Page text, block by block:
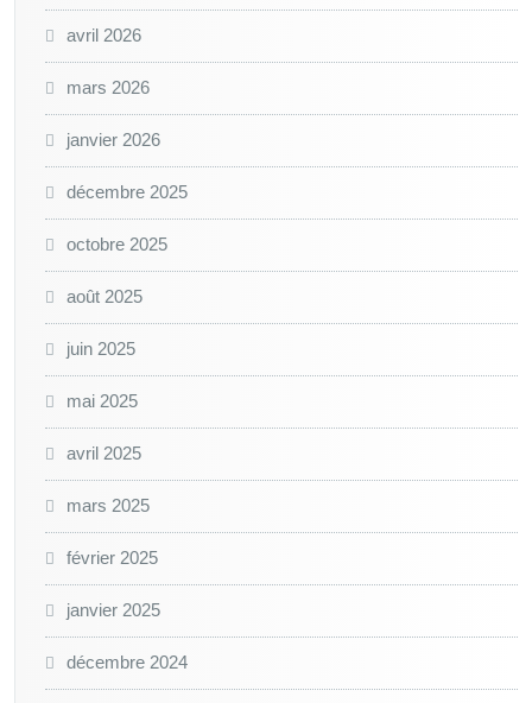
avril 2026
mars 2026
janvier 2026
décembre 2025
octobre 2025
août 2025
juin 2025
mai 2025
avril 2025
mars 2025
février 2025
janvier 2025
décembre 2024